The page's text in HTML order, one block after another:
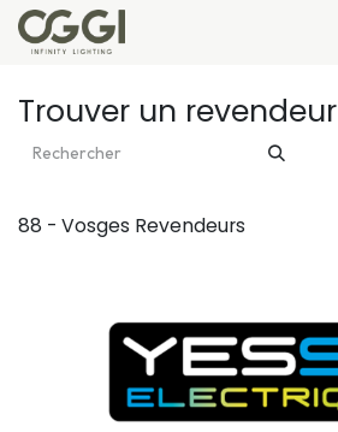
Se rendre au contenu
Trouver un revendeur
88 - Vosges Revendeurs